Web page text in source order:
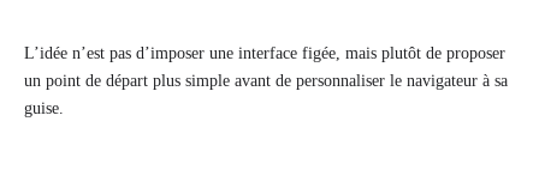
L’idée n’est pas d’imposer une interface figée, mais plutôt de proposer
un point de départ plus simple avant de personnaliser le navigateur à sa
guise.